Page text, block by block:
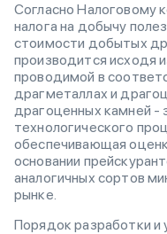
Согласно Налоговому
налога на добычу
стоимости добытых
производится исходя
проводимой в
драгметаллах и
драгоценных камней -
технологического
обеспечивающая
основании
аналогичных сортов
рынке.
Порядок разработки и